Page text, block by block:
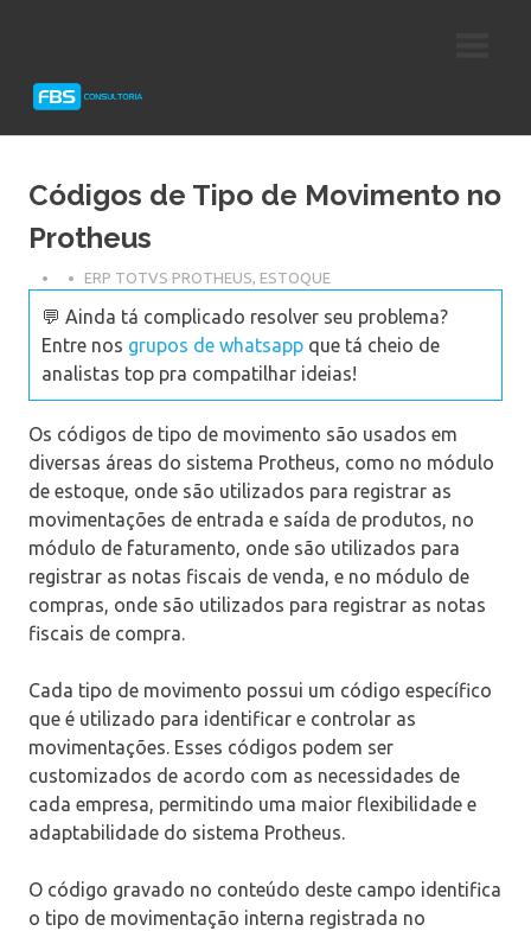
Protheus
Códigos de Tipo de Movimento no
Protheus
ERP TOTVS PROTHEUS, ESTOQUE
💬 Ainda tá complicado resolver seu problema?
Entre nos grupos de whatsapp que tá cheio de
analistas top pra compatilhar ideias!
Os códigos de tipo de movimento são usados em
diversas áreas do sistema Protheus, como no módulo
de estoque, onde são utilizados para registrar as
movimentações de entrada e saída de produtos, no
módulo de faturamento, onde são utilizados para
registrar as notas fiscais de venda, e no módulo de
compras, onde são utilizados para registrar as notas
fiscais de compra.
Cada tipo de movimento possui um código específico
que é utilizado para identificar e controlar as
movimentações. Esses códigos podem ser
customizados de acordo com as necessidades de
cada empresa, permitindo uma maior flexibilidade e
adaptabilidade do sistema Protheus.
O código gravado no conteúdo deste campo identifica
o tipo de movimentação interna registrada no